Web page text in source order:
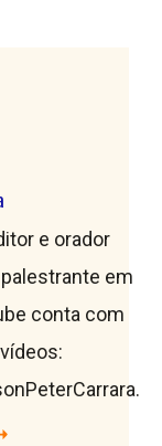
e orador
em
conta com